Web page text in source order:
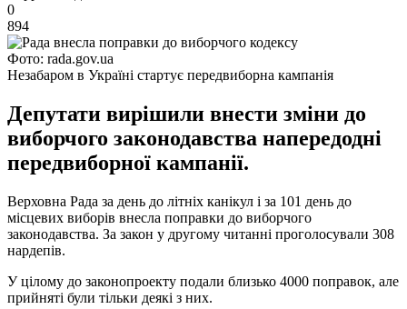
0
894
Фото: rada.gov.ua
Незабаром в Україні стартує передвиборна кампанія
Депутати вирішили внести зміни до
виборчого законодавства напередодні
передвиборної кампанії.
Верховна Рада за день до літніх канікул і за 101 день до
місцевих виборів внесла поправки до виборчого
законодавства. За закон у другому читанні проголосували 308
нардепів.
У цілому до законопроекту подали близько 4000 поправок, але
прийняті були тільки деякі з них.